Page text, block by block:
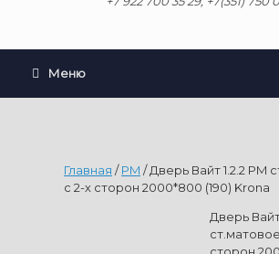
Меню
Главная /PM / Дверь Вайт 1.2.2 PM
с 2-х сторон 2000*800 (190) Krona
Дверь Вайт